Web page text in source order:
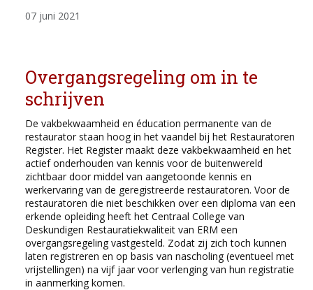
07 juni 2021
Overgangsregeling om in te
schrijven
De vakbekwaamheid en éducation permanente van de
restaurator staan hoog in het vaandel bij het Restauratoren
Register. Het Register maakt deze vakbekwaamheid en het
actief onderhouden van kennis voor de buitenwereld
zichtbaar door middel van aangetoonde kennis en
werkervaring van de geregistreerde restauratoren. Voor de
restauratoren die niet beschikken over een diploma van een
erkende opleiding heeft het Centraal College van
Deskundigen Restauratiekwaliteit van ERM een
overgangsregeling vastgesteld. Zodat zij zich toch kunnen
laten registreren en op basis van nascholing (eventueel met
vrijstellingen) na vijf jaar voor verlenging van hun registratie
in aanmerking komen.